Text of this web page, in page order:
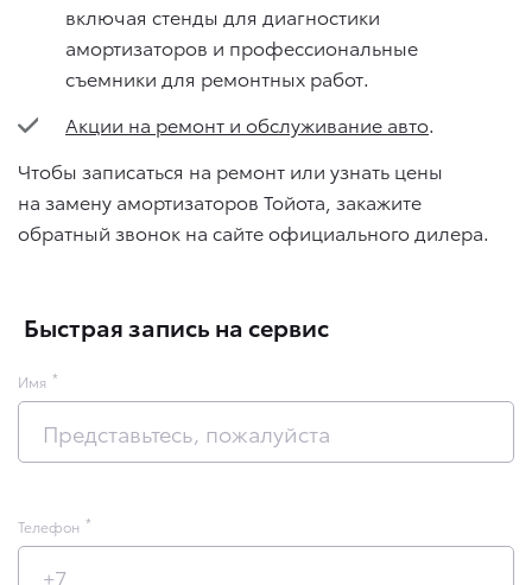
включая стенды для диагностики
амортизаторов и профессиональные
съемники для ремонтных работ.
Акции на ремонт и обслуживание авто.
Чтобы записаться на ремонт или узнать цены
на замену амортизаторов Тойота, закажите
обратный звонок на сайте официального дилера.
Быстрая запись на сервис
Имя
Телефон